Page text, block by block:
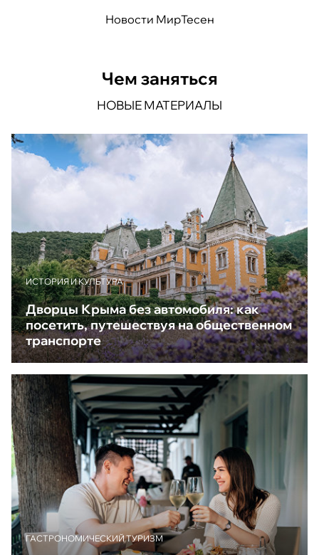
Новости МирТесен
Чем заняться
НОВЫЕ МАТЕРИАЛЫ
ИСТОРИЯ И КУЛЬТУРА
Дворцы Крыма без автомобиля: как
посетить, путешествуя на общественном
транспорте
ГАСТРОНОМИЧЕСКИЙ ТУРИЗМ